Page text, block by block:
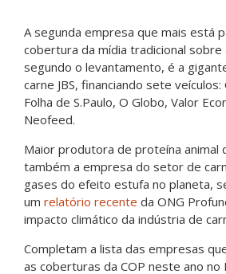
A segunda empresa que mais está
cobertura da mídia tradicional sobre
segundo o levantamento, é a
carne JBS, financiando sete veículos:
Folha de S.Paulo, O Globo, Valor
Neofeed.
Maior produtora de proteína animal
também a empresa do setor de
gases do efeito estufa no planeta,
um relatório recente da ONG
impacto climático da indústria de
Completam a lista das empresas
as coberturas da COP neste ano no